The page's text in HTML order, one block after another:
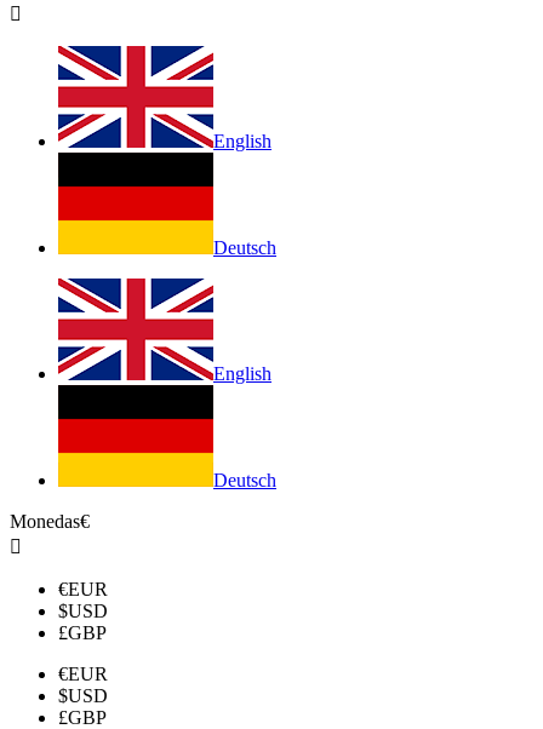

English
Deutsch
English
Deutsch
Monedas€

€EUR
$USD
£GBP
€EUR
$USD
£GBP